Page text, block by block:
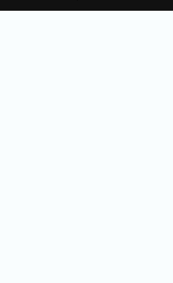
Finalmente, aunque no menos